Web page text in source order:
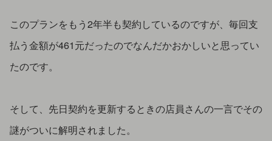
このプランをもう2年半も契約しているのですが、毎回支
払う金額が461元だったのでなんだかおかしいと思ってい
たのです。
そして、先日契約を更新するときの店員さんの一言でその
謎がついに解明されました。